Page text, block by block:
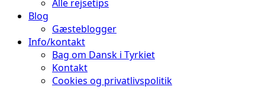
Alle rejsetips
Blog
Gæsteblogger
Info/kontakt
Bag om Dansk i Tyrkiet
Kontakt
Cookies og privatlivspolitik